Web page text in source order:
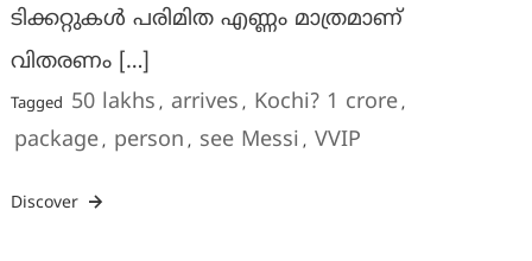
ടിക്കറ്റുകൾ പരിമിത എണ്ണം മാത്രമാണ്
വിതരണം […]
Tagged 50 lakhs , arrives , Kochi? 1 crore,
package, person , see Messi , VVIP
Discover